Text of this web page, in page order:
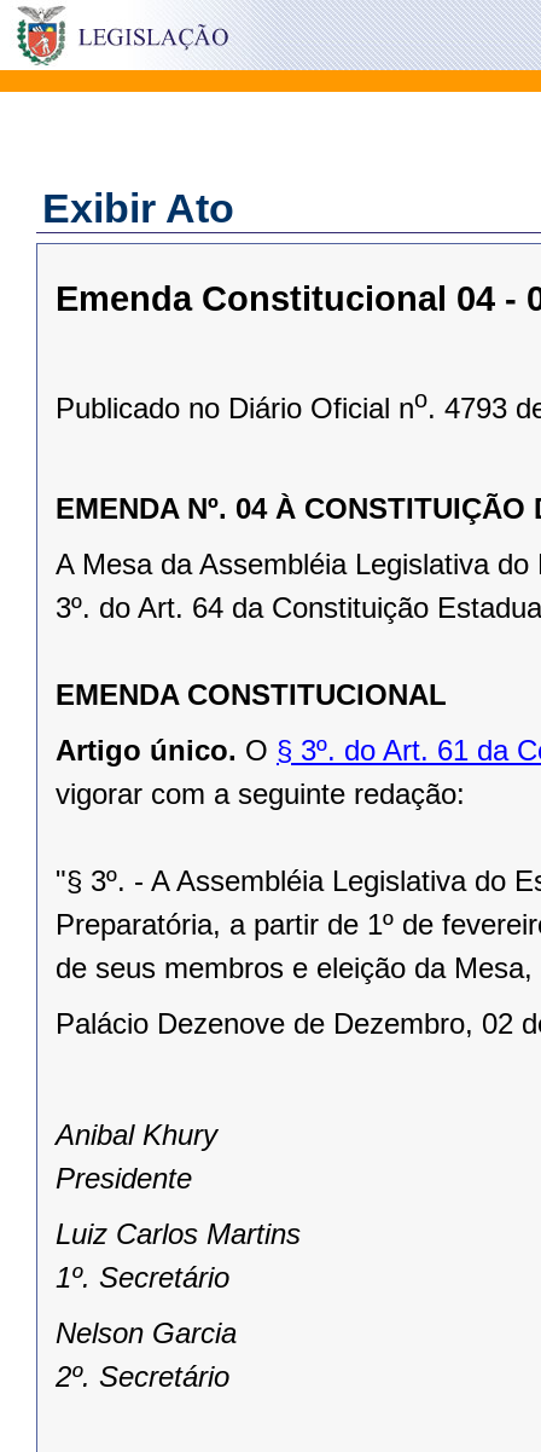
Exibir Ato
Emenda Constitucional 04 -
Publicado no Diário Oficial no. 4793
EMENDA Nº. 04 À
A Mesa da Assembléia Legislativa
3º. do Art. 64 da Constituição
EMENDA CONSTITUCIONAL
Artigo único. O § 3º. do Art. 61 da
vigorar com a seguinte redação:
"§ 3º. - A Assembléia Legislativa do
Preparatória, a partir de 1º de
de seus membros e eleição da
Palácio Dezenove de Dezembro, 02
Anibal Khury
Presidente
Luiz Carlos Martins
1º. Secretário
Nelson Garcia
2º. Secretário